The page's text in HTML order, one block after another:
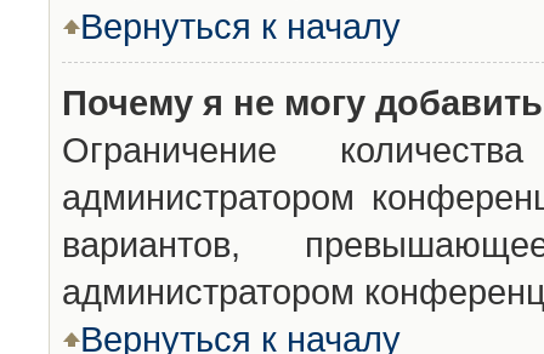
Вернуться к началу
Почему я не могу
Ограничение
администратором
вариантов,
администратором
Вернуться к началу